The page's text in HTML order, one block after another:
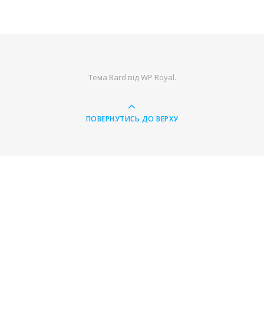
Тема Bard відWP Royal.
ПОВЕРНУТИСЬ ДО ВЕРХУ